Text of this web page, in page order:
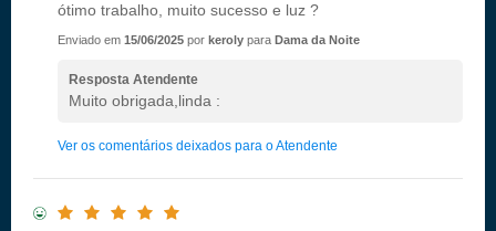
ótimo trabalho, muito sucesso e luz ?
Enviado em 15/06/2025 por keroly para Dama da Noite
Resposta Atendente
Muito obrigada,linda :
Ver os comentários deixados para o Atendente